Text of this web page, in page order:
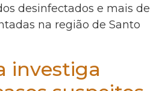
desinfectados e mais de
na região de Santo
investiga